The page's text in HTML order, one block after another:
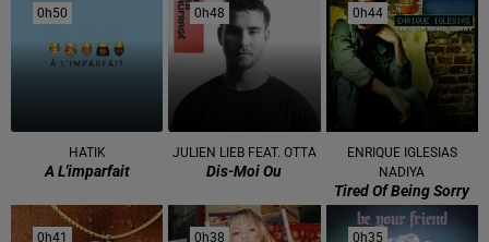
0h50
0h50
HATIK
A L'imparfait
0h48
0h48
JULIEN LIEB FEAT. OTTA
Dis-Moi Ou
0h44
0h44
ENRIQUE IGLESIAS
NADIYA
Tired Of Being Sorry
0h41
0h41 0h38
0h38 0h35
0h35